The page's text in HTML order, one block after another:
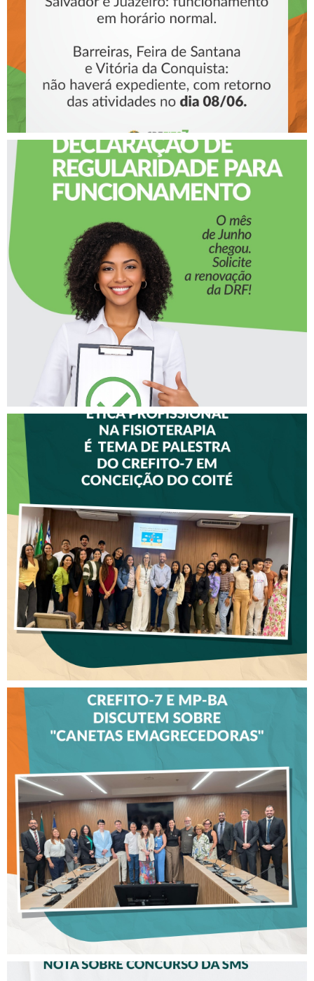
RENOVAÇÃO DA
DECLARAÇÃO DE
REGULARIDADE PARA
FUNCIONAMENTO
ÉTICA PROFISSIONAL NA
FISIOTERAPIA É TEMA DE
PALESTRA DO CREFITO-7 EM
CONCEIÇÃO DO COITÉ
CREFITO-7 E MP-BA
DISCUTEM SOBRE
“CANETAS
EMAGRECEDORAS”